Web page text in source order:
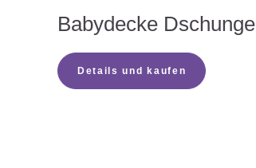
Babydecke Dschungel
Details und kaufen